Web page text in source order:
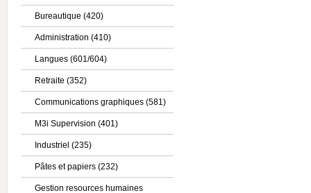
Bureautique (420)
Administration (410)
Langues (601/604)
Retraite (352)
Communications graphiques (581)
M3i Supervision (401)
Industriel (235)
Pâtes et papiers (232)
Gestion resources humaines